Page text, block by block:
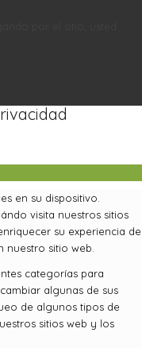
en su dispositivo.
visita nuestros sitios
su experiencia de
nuestro sitio web.
categorías para
algunas de sus
de algunos tipos de
sitios web y los